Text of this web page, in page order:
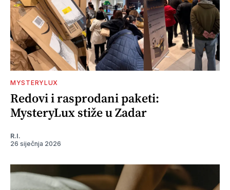
MYSTERYLUX
Redovi i rasprodani paketi:
MysteryLux stiže u Zadar
R.I.
26 siječnja 2026